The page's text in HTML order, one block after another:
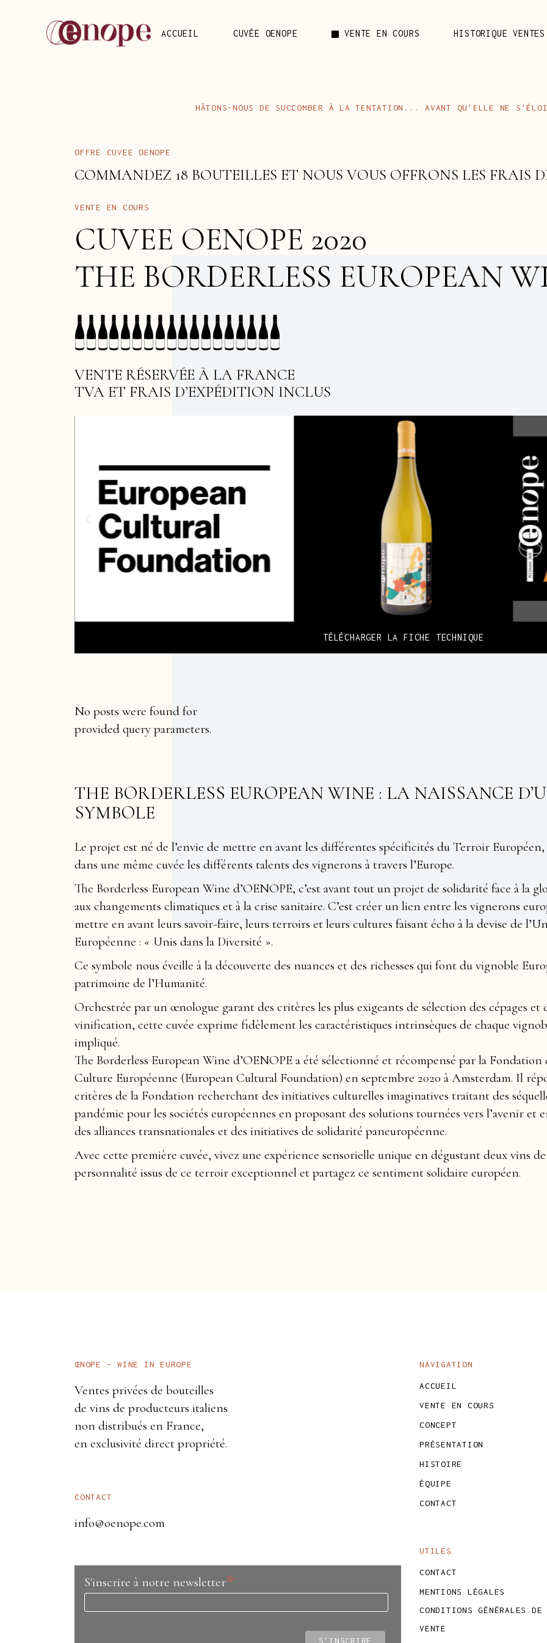
ACCUEIL CUVÉE OENOPE VENTE EN COURS HISTORIQUE VENTES
HÂTONS-NOUS DE SUCCOMBER À L A TENTATION . . . AVANT QU ' ELL E NE S 'ÉL O
OFFRE CUVEE OENOPE
COMMANDEZ 18 BOUTEILLES ET NOUS VOUS OFFRONS LES FRAIS D
VENTE EN COURS
CUVEE OENOPE 2020
THE BORDERLESS EUROPEANW
VENTE RÉSERVÉE À LA FRANCE
TVA ET FRAIS D’EXPÉDITION INCLUS
TÉLÉCHARGER LA FICHE TECHNIQUE
No posts were found for
provided query parameters.
THE BORDERLESS EUROPEAN WINE : LA NAISSANCE
SYMBOLE
Le projet est né de l’envie de mettre en avant les différentes spécificités du Terroir
dans une même cuvée les différents talents des vignerons à travers l’Europe.
The Borderless European Wine d’OENOPE, c’est avant tout un projet de solidarité face à la
aux changements climatiques et à la crise sanitaire. C’est créer un lien entre les vignerons
mettre en avant leurs savoir-faire, leurs terroirs et leurs cultures faisant écho à la devise de
Européenne : « Unis dans la Diversité ».
Ce symbole nous éveille à la découverte des nuances et des richesses qui font du vignoble
patrimoine de l’Humanité.
Orchestrée par un œnologue garant des critères les plus exigeants de sélection des cépages et
vinification, cette cuvée exprime fidèlement les caractéristiques intrinsèques de chaque
impliqué.
The Borderless European Wine d’OENOPE a été sélectionné et récompensé par la Fondation
Culture Européenne (European Cultural Foundation) en septembre 2020 à Amsterdam. Il
critères de la Fondation recherchant des initiatives culturelles imaginatives traitant des
pandémie pour les sociétés européennes en proposant des solutions tournées vers l’avenir et
des alliances transnationales et des initiatives de solidarité paneuropéenne.
Avec cette première cuvée, vivez une expérience sensorielle unique en dégustant deux vins
personnalité issus de ce terroir exceptionnel et partagez ce sentiment solidaire européen.
ŒNOPE – WINE IN EUROPE
Ventes privées de bouteilles
de vins de producteurs italiens
non distribués en France,
en exclusivité direct propriété.
CONTACT
info@oenope.com
S'inscrire à notre newsletter*
NAVIGATION
ACCUEIL
VENTE EN COURS
CONCEPT
PRÉSENTATION
HISTOIRE
ÉQUIPE
CONTACT
UTILES
CONTACT
MENTIONS LÉGALES
CONDITIONS GÉNÉRALES DE
VENTE